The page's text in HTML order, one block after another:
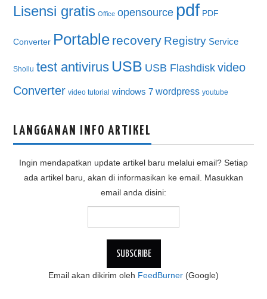
Lisensi gratis Office opensource pdf PDF
Converter Portable recovery Registry Service
Shollu test antivirus USB USB Flashdisk video
Converter video tutorial windows 7 wordpress youtube
LANGGANAN INFO ARTIKEL
Ingin mendapatkan update artikel baru melalui email? Setiap
ada artikel baru, akan di informasikan ke email. Masukkan
email anda disini:
Email akan dikirim oleh FeedBurner (Google)